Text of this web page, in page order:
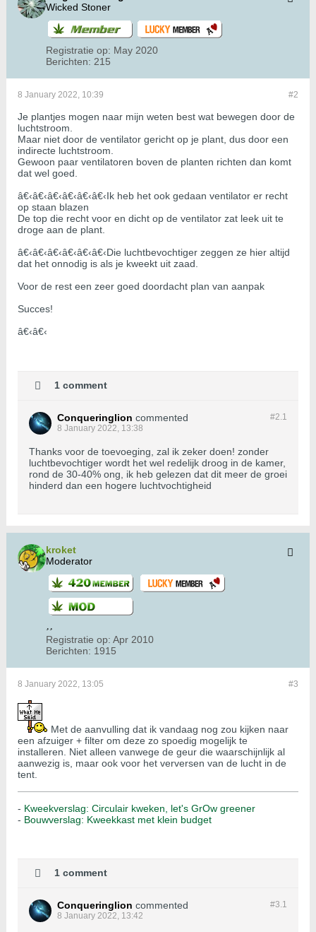
Wicked Stoner
Registratie op: May 2020
Berichten: 215
#2
8 January 2022, 10:39
Je plantjes mogen naar mijn weten best wat bewegen door de
luchtstroom.
Maar niet door de ventilator gericht op je plant, dus door een
indirecte luchtstroom.
Gewoon paar ventilatoren boven de planten richten dan komt
dat wel goed.
â€‹â€‹â€‹â€‹â€‹â€‹Ik heb het ook gedaan ventilator er recht
op staan blazen
De top die recht voor en dicht op de ventilator zat leek uit te
droge aan de plant.
â€‹â€‹â€‹â€‹â€‹â€‹Die luchtbevochtiger zeggen ze hier altijd
dat het onnodig is als je kweekt uit zaad.
Voor de rest een zeer goed doordacht plan van aanpak
Succes!
â€‹â€‹
1 comment
#2.1
Conqueringlion commented
8 January 2022, 13:38
Thanks voor de toevoeging, zal ik zeker doen! zonder
luchtbevochtiger wordt het wel redelijk droog in de kamer,
rond de 30-40% ong, ik heb gelezen dat dit meer de groei
hinderd dan een hogere luchtvochtigheid
kroket
Moderator
Registratie op: Apr 2010
Berichten: 1915
#3
8 January 2022, 13:05
Met de aanvulling dat ik vandaag nog zou kijken naar
een afzuiger + filter om deze zo spoedig mogelijk te
installeren. Niet alleen vanwege de geur die waarschijnlijk al
aanwezig is, maar ook voor het verversen van de lucht in de
tent.
- Kweekverslag: Circulair kweken, let's GrOw greener
- Bouwverslag: Kweekkast met klein budget
1 comment
#3.1
Conqueringlion commented
8 January 2022, 13:42